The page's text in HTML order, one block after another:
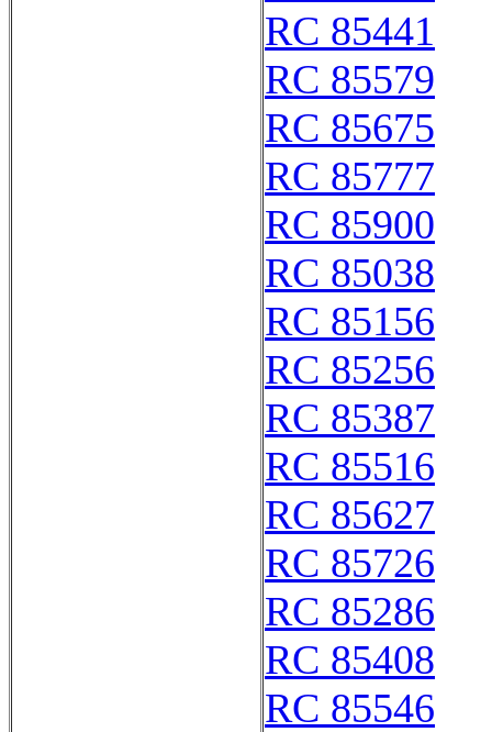
RC 85441
RC 85579
RC 85675
RC 85777
RC 85900
RC 85038
RC 85156
RC 85256
RC 85387
RC 85516
RC 85627
RC 85726
RC 85286
RC 85408
RC 85546